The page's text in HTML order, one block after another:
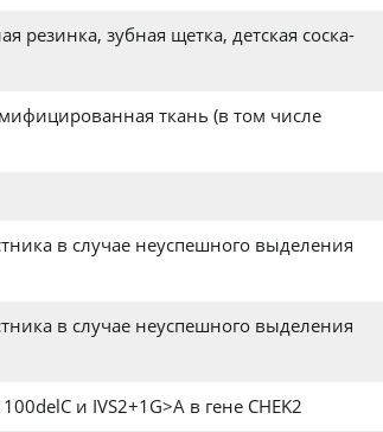
резинка, зубная щетка, детская соска-
ткань (в том числе
в случае неуспешного выделения
в случае неуспешного выделения
и IVS2+1G>A в гене CHEK2